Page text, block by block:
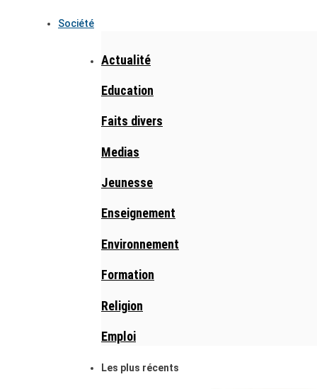
Société
Actualité
Education
Faits divers
Medias
Jeunesse
Enseignement
Environnement
Formation
Religion
Emploi
Les plus récents